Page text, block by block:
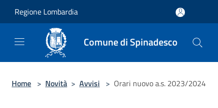
Regione Lombardia
Comune di Spinadesco
Home > Novità > Avvisi > Orari nuovo a.s. 2023/2024